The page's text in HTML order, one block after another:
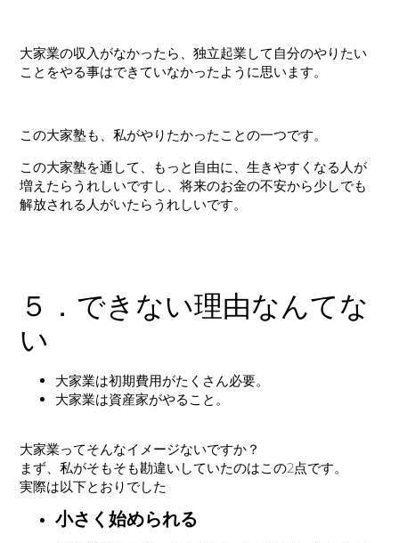
大家業の収入がなかったら、独立起業して自分のやりたい
ことをやる事はできていなかった ように思います。
この大家塾も、私がやりたかったことの一つです。
この大家塾を通して、もっと自由に、生きやすくなる人が
増えたらうれしいですし、将来のお金の不安から少しでも
解放される人がいたらうれしいです。
５．できない理由なんてな
い
大家業は初期費用がたくさん必要。
大家業は資産家がやること。
大家業ってそんなイメージないですか？
まず、私がそもそも勘違いしていたのはこの2点です。
実際は以下とおりでした
小さく始められる